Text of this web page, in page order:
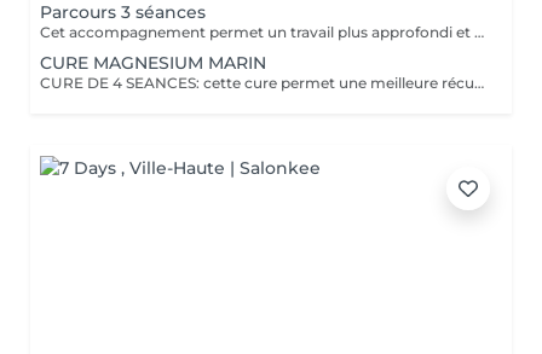
Parcours 3 séances
Cet accompagnement permet un travail plus approfondi et personnalisé dans la continuité
CURE MAGNESIUM MARIN
CURE DE 4 SEANCES: cette cure permet une meilleure récupération sportive, une diminution de la fatigue et l'anxiété. Plus efficace qu'un apport par voie orale, le corps se recharge en magnésium. La cure est recommandée aux personnes souffrant de sommeil difficile, de stress et de fatigue. Convient aux femmes enceintes